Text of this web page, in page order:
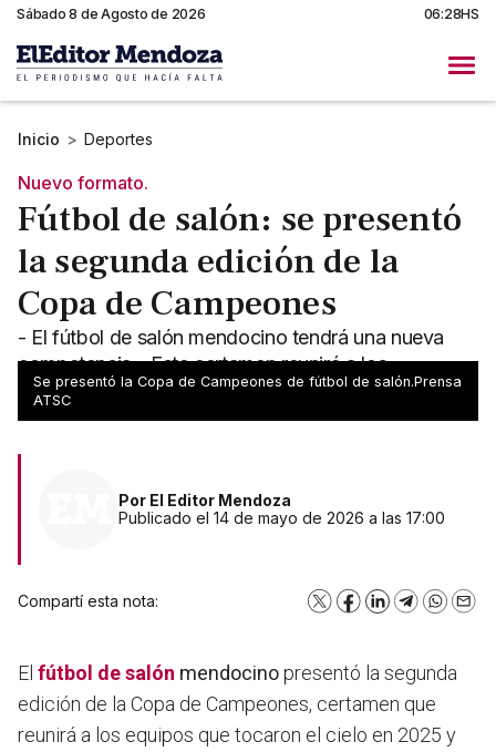
Sábado 8 de Agosto de 2026 06:28HS
Inicio > Deportes
Nuevo formato.
Fútbol de salón: se presentó
la segunda edición de la
Copa de Campeones
- El fútbol de salón mendocino tendrá una nueva
competencia - Este certamen reunirá a los
campeones de cada categoría
Se presentó la Copa de Campeones de fútbol de salón.Prensa
ATSC
Por El Editor Mendoza
Publicado el 14 de mayo de 2026 a las 17:00
Compartí esta nota: X Facebook
LinkedInTelegram
El fútbol de salón mendocinopresentó la segunda
edición de la Copa de Campeones, certamen que
reunirá a los equipos que tocaron el cielo en 2025 y